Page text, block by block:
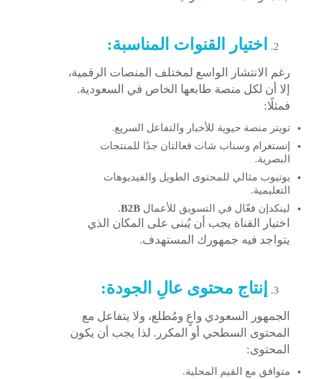
اختيار القنوات المناسبة:
رغم الانتشار الواسع لمختلف المنصات الرقمية،
إلا أن لكل منصة طابعها الخاص في السعودية.
فمثلًا:
تويتر منصة حيوية للأخبار والتفاعل السريع.
إنستغرام وسناب شات فعالتان جدًا للمنتجات
البصرية.
يوتيوب مثالي للمحتوى الطويل والفيديوهات
التعليمية.
لينكدإن فعّال في التسويق للأعمال B2B
.
اختيار القناة يجب أن يُبنى على المكان الذي
يتواجد فيه جمهورك المستهدف.
إنتاج محتوى عالِ الجودة:
الجمهور السعودي واعٍ ومُطلع، ولا يتفاعل مع
المحتوى السطحي أو المكرر. لذا يجب أن يكون
المحتوى:
متوافق مع القيم المحلية.